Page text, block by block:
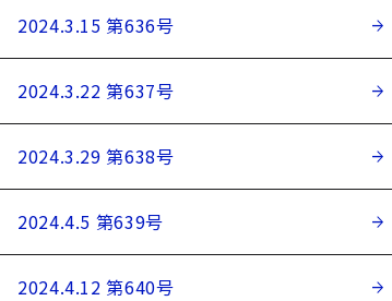
2024.3.15 第636号
2024.3.22 第637号
2024.3.29 第638号
2024.4.5 第639号
2024.4.12 第640号